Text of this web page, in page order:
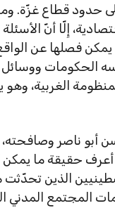
حدود قطاع غزّة.
إِلّا أنّ
فصلها عن
الحكومات ووسائل
الغربية،
أعرف حقيقة ما
الذين
المجتمع المدني